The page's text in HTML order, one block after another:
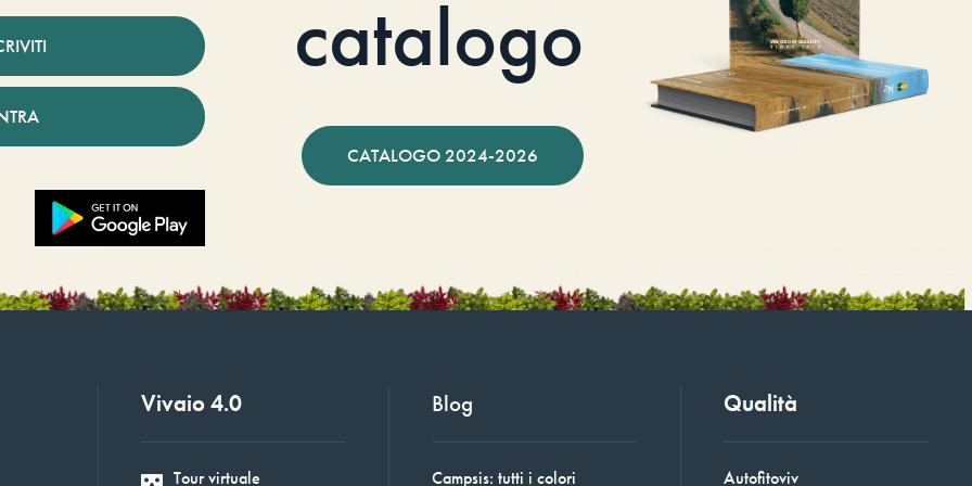
catalogo
CATALOGO 2024-2026
Vivaio 4.0
Tour virtuale
Blog
Campsis: tutti i colori
Qualità
Autofitoviv